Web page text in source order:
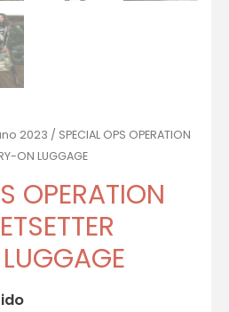
2023 / SPECIAL OPS OPERATION
ON LUGGAGE
OPERATION